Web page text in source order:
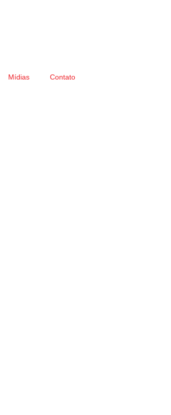
Mídias Contato